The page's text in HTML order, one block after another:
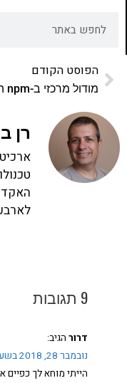
הפוסט הקודם
רן
9 תגובות
דרור הגיב:
נובמבר 28, 2018 בשעה 1:04 pm
הייתי מוחא לך